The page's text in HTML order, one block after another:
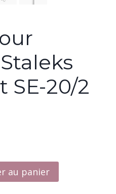
SE-20/2
au panier